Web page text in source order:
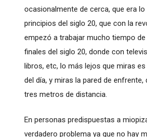
ocasionalmente de cerca, que era
principios del siglo 20, que con la
empezó a trabajar mucho tiempo
finales del siglo 20, donde con
libros, etc, lo más lejos que miras
del día, y miras la pared de
tres metros de distancia.
En personas predispuestas a
verdadero problema ya que no hay